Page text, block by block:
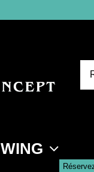
WING